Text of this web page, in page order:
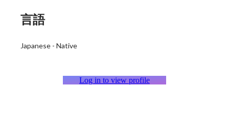
言語
Japanese - Native
Log in to view profile